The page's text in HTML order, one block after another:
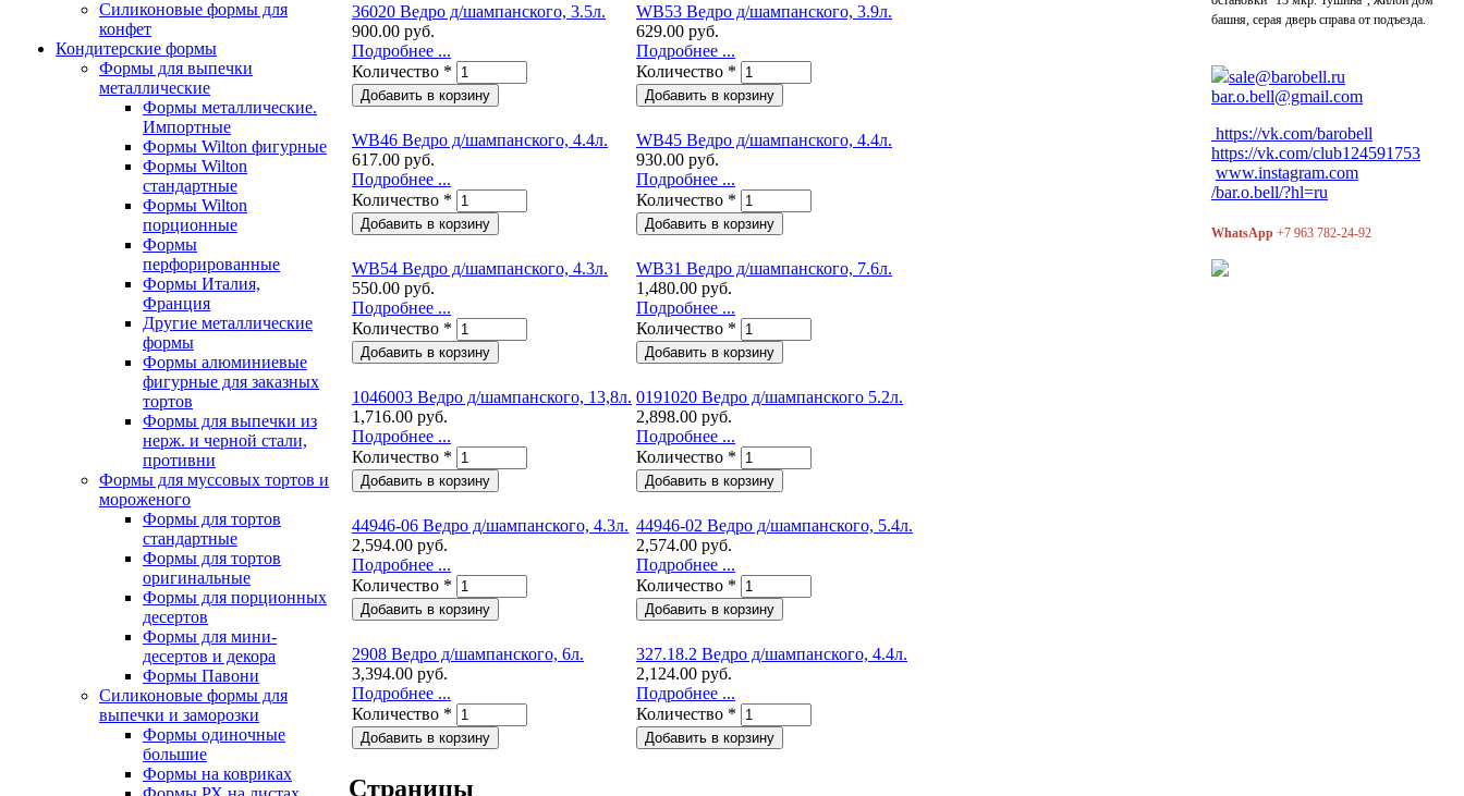
Силиконовые формы для
конфет
Кондитерские формы
Формы для выпечки
металлические
Формы металлические.
Импортные
Формы Wilton фигурные
Формы Wilton
стандартные
Формы Wilton
порционные
Формы
перфорированные
Формы Италия,
Франция
Другие металлические
формы
Формы алюминиевые
фигурные для заказных
тортов
Формы для выпечки из
нерж. и черной стали,
противни
Формы для муссовых тортов и
мороженого
Формы для тортов
стандартные
Формы для тортов
оригинальные
Формы для порционных
десертов
Формы для мини-
десертов и декора
Формы Павони
Силиконовые формы для
выпечки и заморозки
Формы одиночные
большие
Формы на ковриках
36020 Ведро д/шампанского, 3.5л.
900.00 руб.
Подробнее ...
Количество *
WB53 Ведро д/шампанского, 3.9л.
629.00 руб.
Подробнее ...
Количество *
WB46 Ведро д/шампанского, 4.4л.
617.00 руб.
Подробнее ...
Количество *
WB45 Ведро д/шампанского, 4.4л.
930.00 руб.
Подробнее ...
Количество *
WB54 Ведро д/шампанского, 4.3л.
550.00 руб.
Подробнее ...
Количество *
WB31 Ведро д/шампанского, 7.6л.
1,480.00 руб.
Подробнее ...
Количество *
1046003 Ведро д/шампанского, 13,8л.
1,716.00 руб.
Подробнее ...
Количество *
0191020 Ведро д/шампанского 5.2л.
2,898.00 руб.
Подробнее ...
Количество *
44946-06 Ведро д/шампанского, 4.3л.
2,594.00 руб.
Подробнее ...
Количество *
44946-02 Ведро д/шампанского, 5.4л.
2,574.00 руб.
Подробнее ...
Количество *
2908 Ведро д/шампанского, 6л.
3,394.00 руб.
Подробнее ...
Количество *
327.18.2 Ведро д/шампанского, 4.4л.
2,124.00 руб.
Подробнее ...
Количество *
Страницы
башня, серая дверь справа от подъезда.
sale@barobell.ru
bar.o.bell@gmail.com
https://vk.com/barobell
https://vk.com/club124591753
www.instagram.com
/bar.o.bell/?hl=ru
WhatsApp +7 963 782-24-92